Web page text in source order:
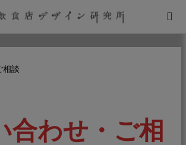
相談
合わせ・ご相
ザイン事例